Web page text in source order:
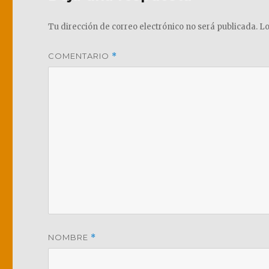
Tu dirección de correo electrónico no será publicada.
COMENTARIO *
NOMBRE *